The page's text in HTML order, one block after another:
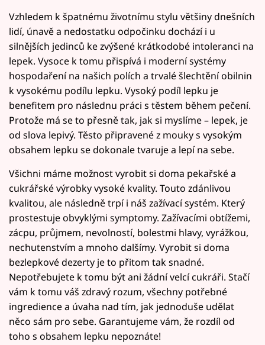
Vzhledem k špatnému životnímu stylu většiny dnešních
lidí, únavě a nedostatku odpočinku dochází i u
silnějších jedinců ke zvýšené krátkodobé intoleranci na
lepek. Vysoce k tomu přispívá i moderní systémy
hospodaření na našich polích a trvalé šlechtění obilnin
k vysokému podílu lepku. Vysoký podíl lepku je
benefitem pro následnu práci s těstem během pečení.
Protože má se to přesně tak, jak si myslíme – lepek, je
od slova lepivý. Těsto připravené z mouky s vysokým
obsahem lepku se dokonale tvaruje a lepí na sebe.
Všichni máme možnost vyrobit si doma pekařské a
cukrářské výrobky vysoké kvality. Touto zdánlivou
kvalitou, ale následně trpí i náš zažívací systém. Který
prostestuje obvyklými symptomy. Zažívacími obtížemi,
zácpu, průjmem, nevolností, bolestmi hlavy, vyrážkou,
nechutenstvím a mnoho dalšímy. Vyrobit si doma
bezlepkové dezerty je to přitom tak snadné.
Nepotřebujete k tomu být ani žádní velcí cukráři. Stačí
vám k tomu váš zdravý rozum, všechny potřebné
ingredience a úvaha nad tím, jak jednoduše udělat
něco sám pro sebe. Garantujeme vám, že rozdíl od
toho s obsahem lepku nepoznáte!